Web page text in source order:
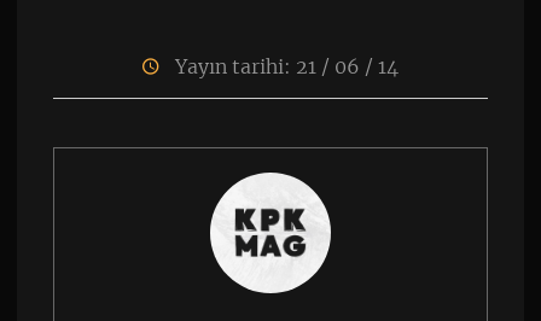
Yayın tarihi: 21 / 06 / 14